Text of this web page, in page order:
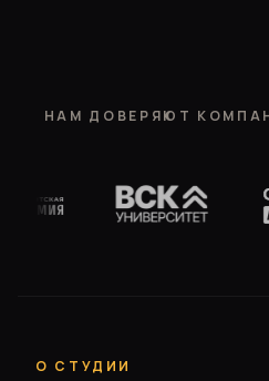
НАМ ДОВЕРЯЮТ
О СТУДИИ